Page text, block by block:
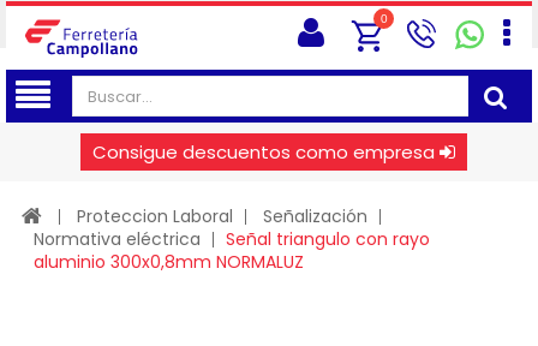
0
Consigue descuentos como empresa
Proteccion Laboral
Señalización
Normativa eléctrica
Señal triangulo con rayo
aluminio 300x0,8mm NORMALUZ